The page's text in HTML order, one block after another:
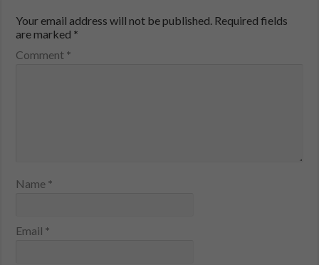
Your email address will not be published. Required fields
are marked *
Comment *
Name *
Email *